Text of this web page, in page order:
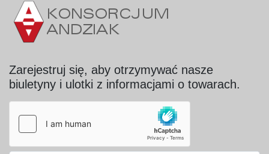
przyprawy, produkty sypkie),
przemysł chemiczny i farmaceutyczny,
Zarejestruj się, aby otrzymywać nasze
biuletyny i ulotki z informacjami o towarach.